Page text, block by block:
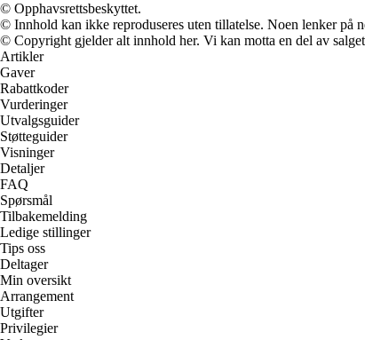
© Opphavsrettsbeskyttet.
© Innhold kan ikke reproduseres uten tillatelse. Noen lenker på
© Copyright gjelder alt innhold her. Vi kan motta en del av
Artikler
Gaver
Rabattkoder
Vurderinger
Utvalgsguider
Støtteguider
Visninger
Detaljer
FAQ
Spørsmål
Tilbakemelding
Ledige stillinger
Tips oss
Deltager
Min oversikt
Arrangement
Utgifter
Privilegier